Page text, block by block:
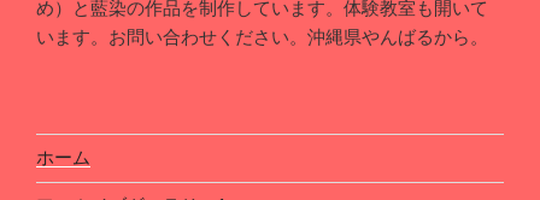
め）と藍染の作品を制作しています。体験教室も開いて
います。お問い合わせください。沖縄県やんばるから。
ホーム